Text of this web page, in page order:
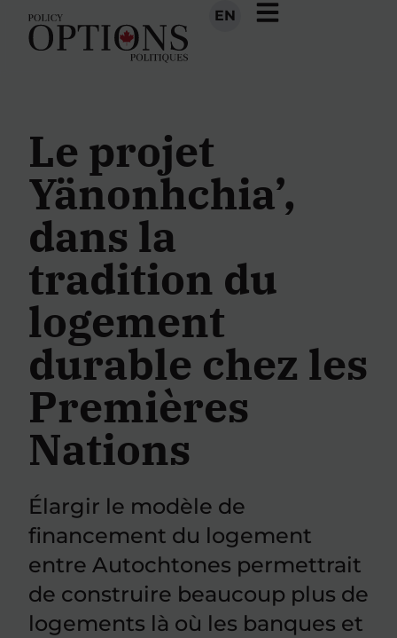
EN
Le projet
Yänonhchia’,
dans la
tradition du
logement
durable chez les
Premières
Nations
Élargir le modèle de
financement du logement
entre Autochtones permettrait
de construire beaucoup plus de
logements là où les banques et